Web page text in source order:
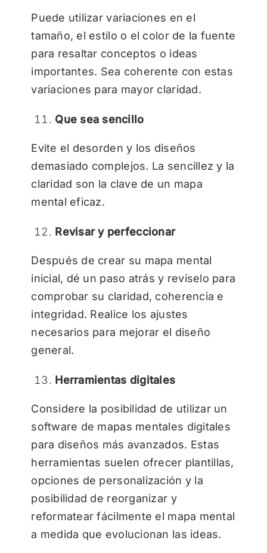
Puede utilizar variaciones en el
tamaño, el estilo o el color de la fuente
para resaltar conceptos o ideas
importantes. Sea coherente con estas
variaciones para mayor claridad.
Que sea sencillo
Evite el desorden y los diseños
demasiado complejos. La sencillez y la
claridad son la clave de un mapa
mental eficaz.
Revisar y perfeccionar
Después de crear su mapa mental
inicial, dé un paso atrás y revíselo para
comprobar su claridad, coherencia e
integridad. Realice los ajustes
necesarios para mejorar el diseño
general.
Herramientas digitales
Considere la posibilidad de utilizar un
software de mapas mentales digitales
para diseños más avanzados. Estas
herramientas suelen ofrecer plantillas,
opciones de personalización y la
posibilidad de reorganizar y
reformatear fácilmente el mapa mental
a medida que evolucionan las ideas.